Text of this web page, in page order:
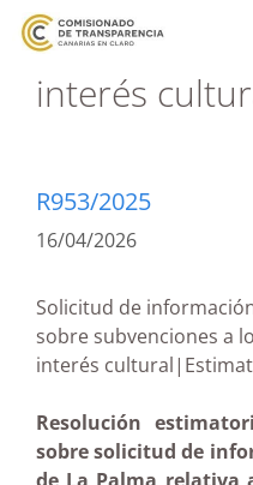
interés
R953/2025
16/04/2026
Solicitud de
sobre subvenciones a
interés
Resolución
sobre solicitud de